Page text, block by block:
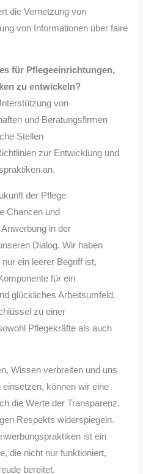
die Vernetzung von
von Informationen über faire
für Pflegeeinrichtungen,
zu entwickeln?
von
und Beratungsfirmen
Stellen
zur Entwicklung und
an.
der Pflege
Chancen und
in der
Dialog. Wir haben
ein leerer Begriff ist,
für ein
glückliches Arbeitsumfeld.
zu einer
Pflegekräfte als auch
Wissen verbreiten und uns
können wir eine
die Werte der Transparenz,
Respekts widerspiegeln.
ist ein
die nicht nur funktioniert,
bereitet.